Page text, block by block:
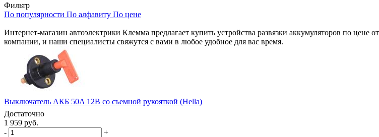
Фильтр
По популярности По алфавиту По цене
Интернет-магазин автоэлектрики Клемма предлагает купить устройства развязки аккумуляторов по цене
компании, и наши специалисты свяжутся с вами в любое удобное для вас время.
Выключатель АКБ 50A 12В со съемной рукояткой (Hella)
Достаточно
1 959 руб.
-
+